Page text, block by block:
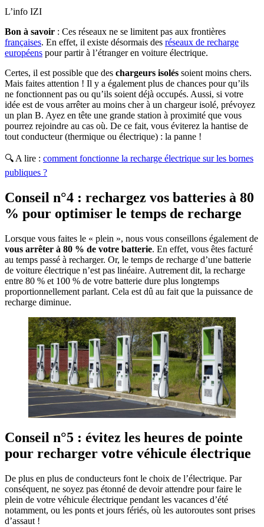
L’info IZI
Bon à savoir : Ces réseaux ne se limitent pas aux frontières
françaises. En effet, il existe désormais des réseaux de recharge
européens pour partir à l’étranger en voiture électrique.
Certes, il est possible que des chargeurs isolés soient moins chers.
Mais faites attention ! Il y a également plus de chances pour qu’ils
ne fonctionnent pas ou qu’ils soient déjà occupés. Aussi, si votre
idée est de vous arrêter au moins cher à un chargeur isolé, prévoyez
un plan B. Ayez en tête une grande station à proximité que vous
pourrez rejoindre au cas où. De ce fait, vous éviterez la hantise de
tout conducteur (thermique ou électrique) : la panne !
🔍 A lire : comment fonctionne la recharge électrique sur les bornes
publiques​ ?
Conseil n°4 : rechargez vos batteries à 80
% pour optimiser le temps de recharge
Lorsque vous faites le « plein », nous vous conseillons également de
vous arrêter à 80 % de votre batterie. En effet, vous êtes facturé
au temps passé à recharger. Or, le temps de recharge d’une batterie
de voiture électrique n’est pas linéaire. Autrement dit, la recharge
entre 80 % et 100 % de votre batterie dure plus longtemps
proportionnellement parlant. Cela est dû au fait que la puissance de
recharge diminue.
​Conseil n°5 : évitez les heures de pointe
pour recharger votre véhicule électrique
De plus en plus de conducteurs font le choix de l’électrique. Par
conséquent, ne soyez pas étonné de devoir attendre pour faire le
plein de votre véhicule électrique pendant les vacances d’été
notamment, ou les ponts et jours fériés, où les autoroutes sont prises
d’assaut !